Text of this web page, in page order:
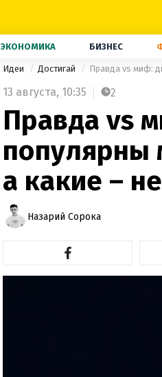
ЭКОНОМИКА БИЗНЕС
Идеи Достигай Правда vs миф:
13 августа, 10:35 2
Правда vs
популярны
а какие –
Назарий Сорока